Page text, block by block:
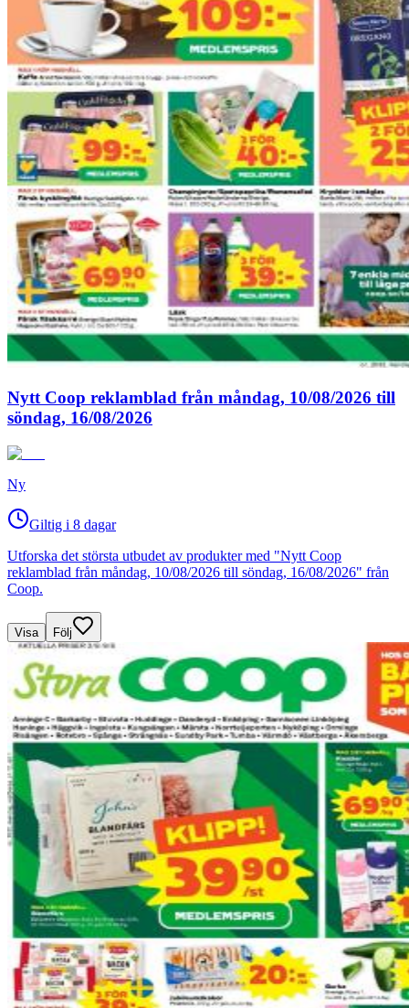
Nytt Coop reklamblad från måndag, 10/08/2026 till
söndag, 16/08/2026
Ny
Giltig i 8 dagar
Utforska det största utbudet av produkter med "Nytt Coop
reklamblad från måndag, 10/08/2026 till söndag, 16/08/2026" från
Coop.
Visa Följ